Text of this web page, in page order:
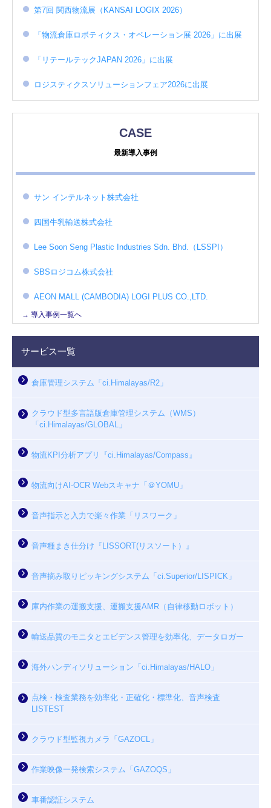
第7回 関西物流展（KANSAI LOGIX 2026）
「物流倉庫ロボティクス・オペレーション展 2026」に出展
「リテールテックJAPAN 2026」に出展
ロジスティクスソリューションフェア2026に出展
CASE
最新導入事例
サン インテルネット株式会社
四国牛乳輸送株式会社
Lee Soon Seng Plastic Industries Sdn. Bhd.（LSSPI）
SBSロジコム株式会社
AEON MALL (CAMBODIA) LOGI PLUS CO.,LTD.
→ 導入事例一覧へ
サービス一覧
倉庫管理システム「ci.Himalayas/R2」
クラウド型多言語版倉庫管理システム（WMS）
「ci.Himalayas/GLOBAL」
物流KPI分析アプリ『ci.Himalayas/Compass』
物流向けAI-OCR Webスキャナ「＠YOMU」
音声指示と入力で楽々作業「リスワーク」
音声種まき仕分け『LISSORT(リスソート）』
音声摘み取りピッキングシステム「ci.Superior/LISPICK」
庫内作業の運搬支援、運搬支援AMR（自律移動ロボット）
輸送品質のモニタとエビデンス管理を効率化、データロガー
海外ハンディソリューション「ci.Himalayas/HALO」
点検・検査業務を効率化・正確化・標準化、音声検査
LISTEST
クラウド型監視カメラ「GAZOCL」
作業映像一発検索システム「GAZOQS」
車番認証システム